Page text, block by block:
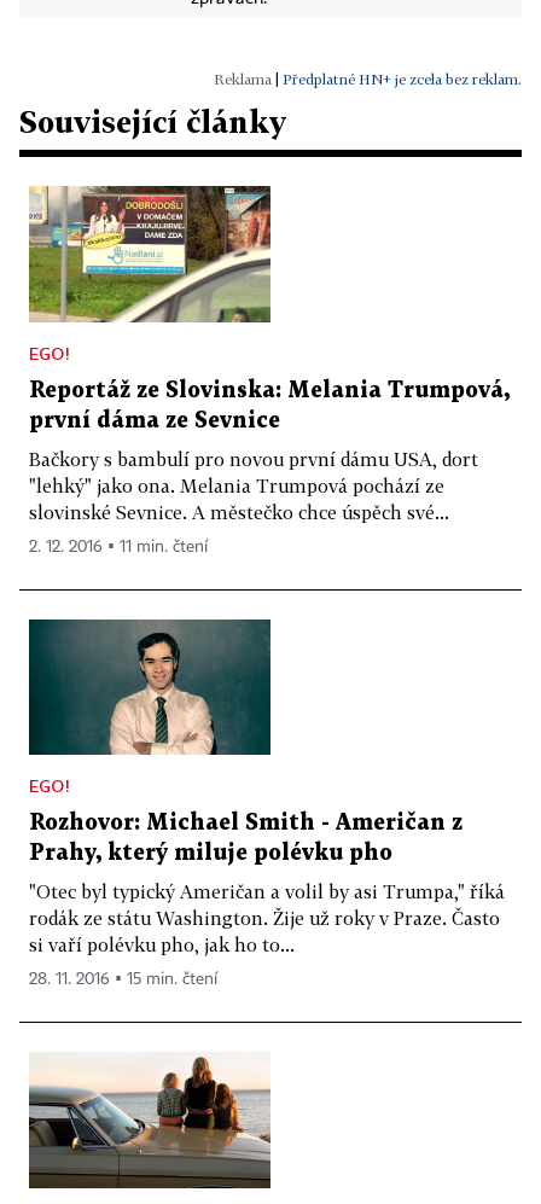
Předplatné HN+ je zcela bez reklam.
Související články
EGO!
Reportáž ze Slovinska: Melania Trumpová,
první dáma ze Sevnice
Bačkory s bambulí pro novou první dámu USA, dort
"lehký" jako ona. Melania Trumpová pochází ze
slovinské Sevnice. A městečko chce úspěch své...
2. 12. 2016 ▪ 11 min. čtení
EGO!
Rozhovor: Michael Smith - Američan z
Prahy, který miluje polévku pho
"Otec byl typický Američan a volil by asi Trumpa," říká
rodák ze státu Washington. Žije už roky v Praze. Často
si vaří polévku pho, jak ho to...
28. 11. 2016 ▪ 15 min. čtení